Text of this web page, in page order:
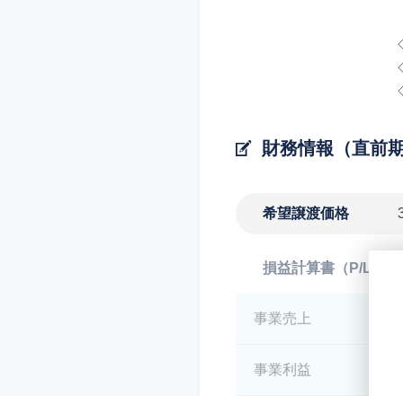
財務情報（直前
希望譲渡価格
損益計算書（P/L）
事業売上
事業利益